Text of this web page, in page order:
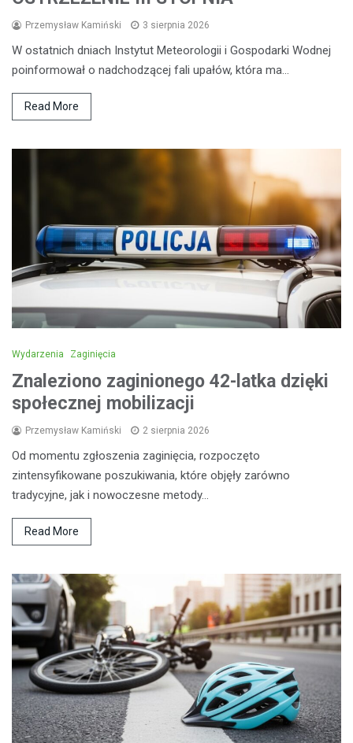
Przemysław Kamiński 3 sierpnia 2026
W ostatnich dniach Instytut Meteorologii i Gospodarki Wodnej
poinformował o nadchodzącej fali upałów, która ma…
Read More
Wydarzenia Zaginięcia
Znaleziono zaginionego 42-latka dzięki
społecznej mobilizacji
Przemysław Kamiński 2 sierpnia 2026
Od momentu zgłoszenia zaginięcia, rozpoczęto
zintensyfikowane poszukiwania, które objęły zarówno
tradycyjne, jak i nowoczesne metody…
Read More